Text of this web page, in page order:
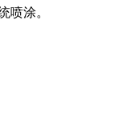
喷涂。